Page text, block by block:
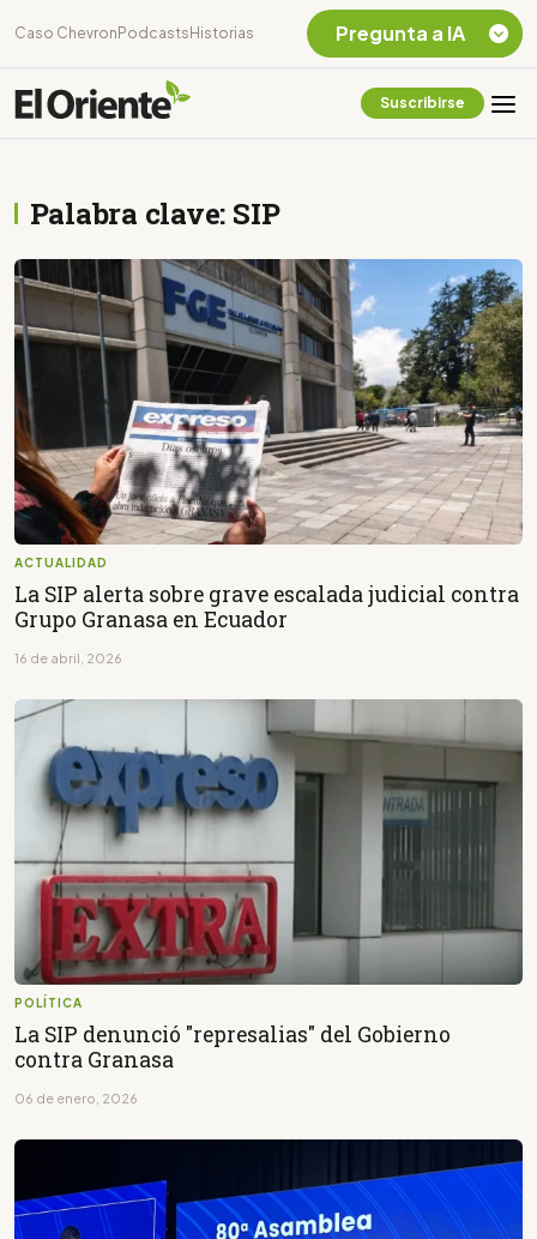
Caso Chevron Podcasts Historias
Suscribirse
Palabra clave: SIP
ACTUALIDAD
La SIP alerta sobre grave escalada judicial contra
Grupo Granasa en Ecuador
16 de abril, 2026
POLÍTICA
La SIP denunció "represalias" del Gobierno
contra Granasa
06 de enero, 2026
Pregunta a IA
Amazonia Ecuatoriana
¿En que consiste la
tasa minera que rige en
Ecuador?